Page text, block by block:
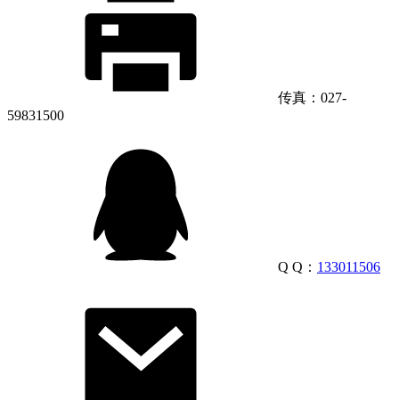
传真：027-
59831500
Q Q： 133011506